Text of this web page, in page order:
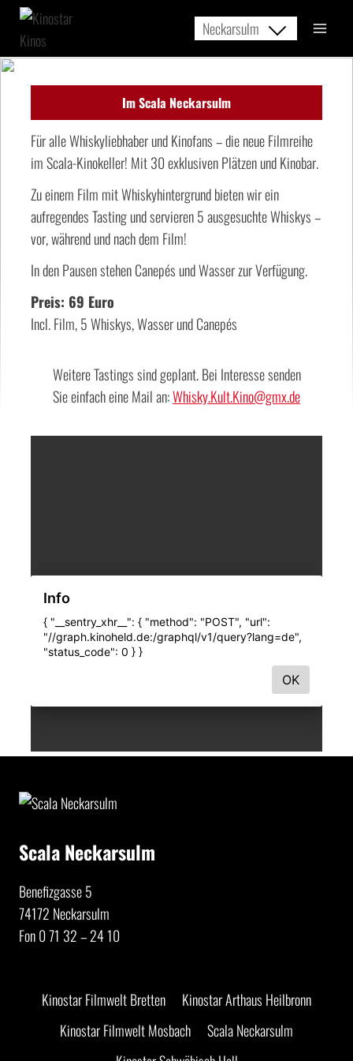
Inhalt
springen
Neckarsulm
Im Scala Neckarsulm
Für alle Whiskyliebhaber und Kinofans – die neue Filmreihe
im Scala-Kinokeller! Mit 30 exklusiven Plätzen und Kinobar.
Zu einem Film mit Whiskyhintergrund bieten wir ein
aufregendes Tasting und servieren 5 ausgesuchte Whiskys –
vor, während und nach dem Film!
In den Pausen stehen Canepés und Wasser zur Verfügung.
Preis: 69 Euro
Incl. Film, 5 Whiskys, Wasser und Canepés
Weitere Tastings sind geplant. Bei Interesse senden
Sie einfach eine Mail an:Whisky.Kult.Kino@gmx.de
Scala Neckarsulm
Benefizgasse 5
74172 Neckarsulm
Fon 0 71 32 – 24 10
Kinostar Filmwelt Bretten
Kinostar Arthaus Heilbronn
Kinostar Filmwelt Mosbach
Scala Neckarsulm